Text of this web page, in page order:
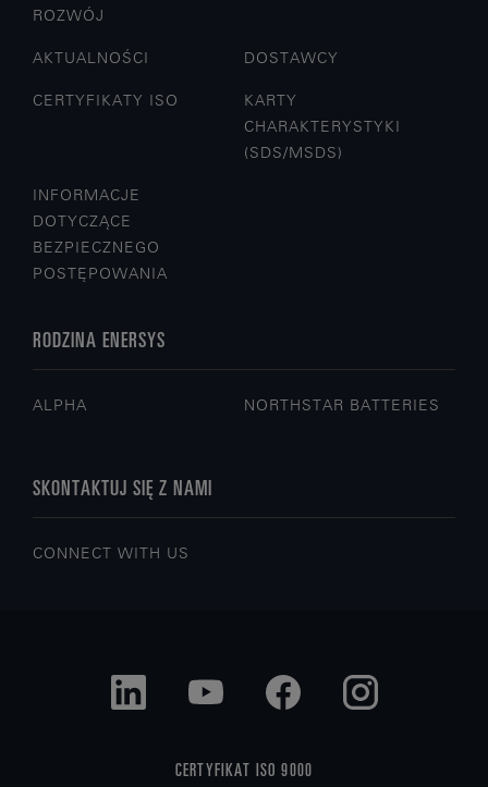
ROZWÓJ
AKTUALNOŚCI DOSTAWCY
CERTYFIKATY ISO
KARTY
CHARAKTERYSTYKI
(SDS/MSDS)
INFORMACJE
DOTYCZĄCE
BEZPIECZNEGO
POSTĘPOWANIA
RODZINA ENERSYS
ALPHA NORTHSTAR BATTERIES
SKONTAKTUJ SIĘ Z NAMI
CONNECT WITH US
CERTYFIKAT ISO 9000